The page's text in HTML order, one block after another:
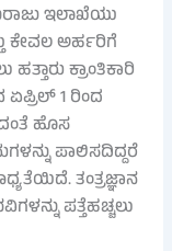
ಇಲಾಖೆಯು
ಕೇವಲ ಅರ್ಹರಿಗೆ
ಕ್ರಾಂತಿಕಾರಿ
ಏಪ್ರಿಲ್ 1 ರಿಂದ
ಹೊಸ
ಪಾಲಿಸದಿದ್ದರೆ
ತಂತ್ರಜ್ಞಾನ
ಪತ್ತೆಹಚ್ಚಲು